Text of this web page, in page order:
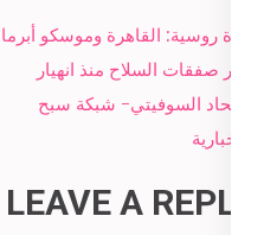
Post
navigation
قناة روسية: القاهرة وموسكو أبرما
أكبر صفقات السلاح منذ انهيار
الاتحاد السوفيتي- شبكة سبح
الاخبارية
LEAVE A REPLY